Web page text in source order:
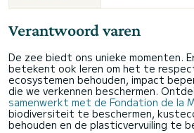
Verantwoord varen
De zee biedt ons unieke momenten.
betekent ook leren om het te
ecosystemen behouden, impact
die we verkennen beschermen.
samenwerkt met de Fondation de la
biodiversiteit te beschermen,
behouden en de plasticvervuiling te